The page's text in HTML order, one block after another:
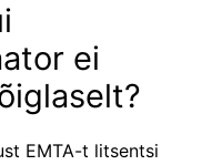
ei
EMTA-t litsentsi